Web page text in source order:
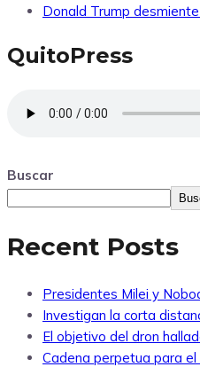
Donald Trump
QuitoPress
Buscar
Recent Posts
Presidentes Milei y
Investigan la corta
El objetivo del dron
Cadena perpetua para el